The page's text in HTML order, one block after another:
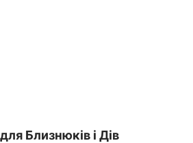
Близнюків і Дів